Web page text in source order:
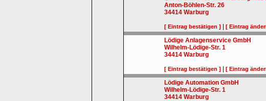
Anton-Böhlen-Str. 26
34414 Warburg
[ Eintrag bestätigen ] [ Eintrag
Lödige Anlagenservice GmbH
Wilhelm-Lödige-Str. 1
34414 Warburg
[ Eintrag bestätigen ] [ Eintrag
Lödige Automation GmbH
Wilhelm-Lödige-Str. 1
34414 Warburg